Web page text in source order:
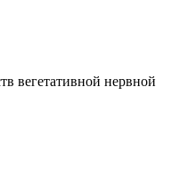
вегетативной нервной